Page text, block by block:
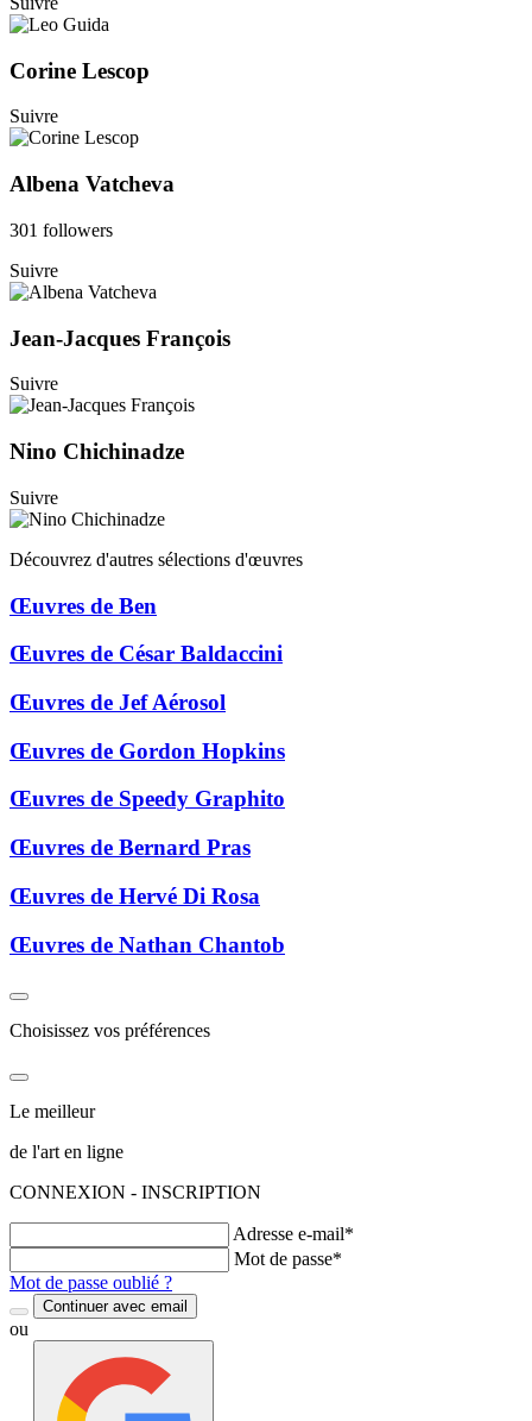
Corine Lescop
Suivre
Albena Vatcheva
301 followers
Suivre
Jean-Jacques François
Suivre
Nino Chichinadze
Suivre
Découvrez d'autres sélections d'œuvres
Œuvres de Ben
Œuvres de César Baldaccini
Œuvres de Jef Aérosol
Œuvres de Gordon Hopkins
Œuvres de Speedy Graphito
Œuvres de Bernard Pras
Œuvres de Hervé Di Rosa
Œuvres de Nathan Chantob
Choisissez vos préférences
Le meilleur
de l'art en ligne
CONNEXION - INSCRIPTION
Adresse e-mail*
Mot de passe*
Mot de passe oublié ?
Continuer avec email
ou